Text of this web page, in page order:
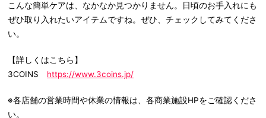
こんな簡単ケアは、なかなか見つかりません。日頃のお手入れにも
ぜひ取り入れたいアイテムですね。ぜひ、チェックしてみてくださ
い。
【詳しくはこちら】
3COINS https://www.3coins.jp/
※各店舗の営業時間や休業の情報は、各商業施設HPをご確認くださ
い。